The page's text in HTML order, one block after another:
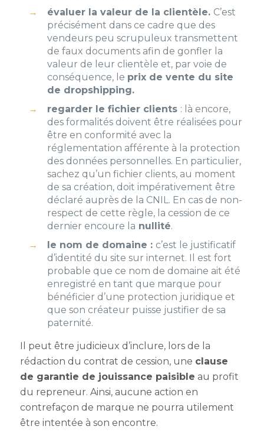
évaluer la valeur de la clientèle. C’est
précisément dans ce cadre que des
vendeurs peu scrupuleux transmettent
de faux documents afin de gonfler la
valeur de leur clientèle et, par voie de
conséquence, le prix de vente du site
de dropshipping.
regarder le fichier clients : là encore,
des formalités doivent être réalisées pour
être en conformité avec la
réglementation afférente à la protection
des données personnelles. En particulier,
sachez qu’un fichier clients, au moment
de sa création, doit impérativement être
déclaré auprès de la CNIL. En cas de non-
respect de cette règle, la cession de ce
dernier encoure la nullité.
le nom de domaine : c’est le justificatif
d’identité du site sur internet. Il est fort
probable que ce nom de domaine ait été
enregistré en tant que marque pour
bénéficier d’une protection juridique et
que son créateur puisse justifier de sa
paternité.
Il peut être judicieux d’inclure, lors de la
rédaction du contrat de cession, une clause
de garantie de jouissance paisible au profit
du repreneur. Ainsi, aucune action en
contrefaçon de marque ne pourra utilement
être intentée à son encontre.